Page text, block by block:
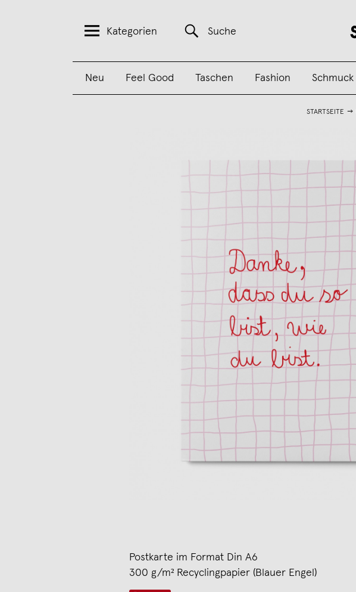
Kategorien Suche
Neu Feel Good Taschen Fashion Schmuck
STARTSEITE
Postkarte im Format Din A6
300 g/m² Recyclingpapier (Blauer Engel)